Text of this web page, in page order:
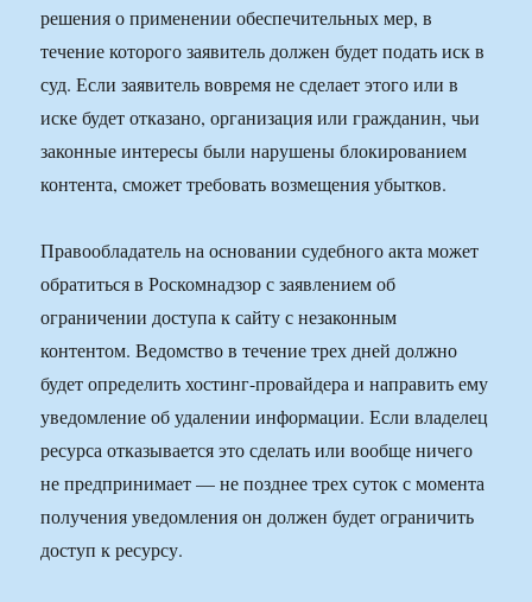
решения о применении обеспечительных мер, в
течение которого заявитель должен будет подать иск в
суд. Если заявитель вовремя не сделает этого или в
иске будет отказано, организация или гражданин, чьи
законные интересы были нарушены блокированием
контента, сможет требовать возмещения убытков.
Правообладатель на основании судебного акта может
обратиться в Роскомнадзор с заявлением об
ограничении доступа к сайту с незаконным
контентом. Ведомство в течение трех дней должно
будет определить хостинг-провайдера и направить ему
уведомление об удалении информации. Если владелец
ресурса отказывается это сделать или вообще ничего
не предпринимает — не позднее трех суток с момента
получения уведомления он должен будет ограничить
доступ к ресурсу.